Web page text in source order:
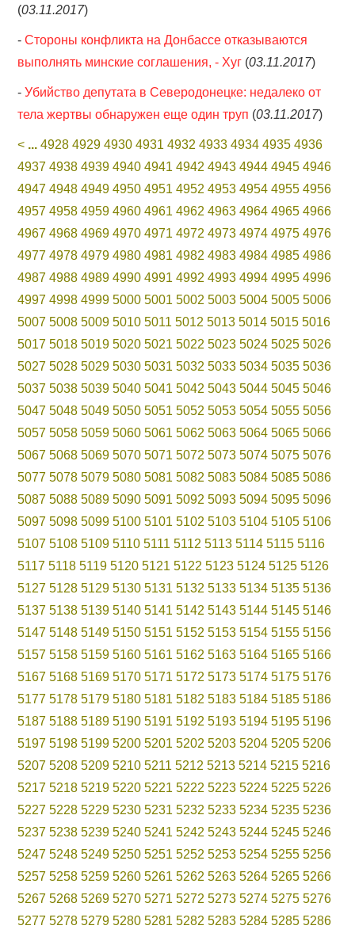
(03.11.2017)
-Стороны конфликта на Донбассе отказываются
выполнять минские соглашения, - Хуг (03.11.2017)
-Убийство депутата в Северодонецке: недалеко от
тела жертвы обнаружен еще один труп (03.11.2017)
< ... 4928 4929 4930 4931 4932 4933 4934 4935 4936
4937 4938 4939 4940 4941 4942 4943 4944 4945 4946
4947 4948 4949 4950 4951 4952 4953 4954 4955 4956
4957 4958 4959 4960 4961 4962 4963 4964 4965 4966
4967 4968 4969 4970 4971 4972 4973 4974 4975 4976
4977 4978 4979 4980 4981 4982 4983 4984 4985 4986
4987 4988 4989 4990 4991 4992 4993 4994 4995 4996
4997 4998 4999 5000 5001 5002 5003 5004 5005 5006
5007 5008 5009 5010 5011 5012 5013 5014 5015 5016
5017 5018 5019 5020 5021 5022 5023 5024 5025 5026
5027 5028 5029 5030 5031 5032 5033 5034 5035 5036
5037 5038 5039 5040 5041 5042 5043 5044 5045 5046
5047 5048 5049 5050 5051 5052 5053 5054 5055 5056
5057 5058 5059 5060 5061 5062 5063 5064 5065 5066
5067 5068 5069 5070 5071 5072 5073 5074 5075 5076
5077 5078 5079 5080 5081 5082 5083 5084 5085 5086
5087 5088 5089 5090 5091 5092 5093 5094 5095 5096
5097 5098 5099 5100 5101 5102 5103 5104 5105 5106
5107 5108 5109 5110 5111 5112 5113 5114 5115 5116
5117 5118 5119 5120 5121 5122 5123 5124 5125 5126
5127 5128 5129 5130 5131 5132 5133 5134 5135 5136
5137 5138 5139 5140 5141 5142 5143 5144 5145 5146
5147 5148 5149 5150 5151 5152 5153 5154 5155 5156
5157 5158 5159 5160 5161 5162 5163 5164 5165 5166
5167 5168 5169 5170 5171 5172 5173 5174 5175 5176
5177 5178 5179 5180 5181 5182 5183 5184 5185 5186
5187 5188 5189 5190 5191 5192 5193 5194 5195 5196
5197 5198 5199 5200 5201 5202 5203 5204 5205 5206
5207 5208 5209 5210 5211 5212 5213 5214 5215 5216
5217 5218 5219 5220 5221 5222 5223 5224 5225 5226
5227 5228 5229 5230 5231 5232 5233 5234 5235 5236
5237 5238 5239 5240 5241 5242 5243 5244 5245 5246
5247 5248 5249 5250 5251 5252 5253 5254 5255 5256
5257 5258 5259 5260 5261 5262 5263 5264 5265 5266
5267 5268 5269 5270 5271 5272 5273 5274 5275 5276
5277 5278 5279 5280 5281 5282 5283 5284 5285 5286